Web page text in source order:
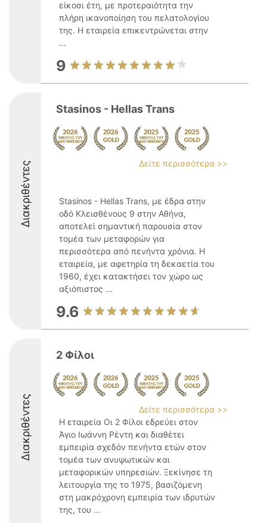
είκοσι έτη, με προτεραιότητα την
πλήρη ικανοποίηση του πελατολογίου
της. Η εταιρεία επικεντρώνεται στην
...
9
Διακριθέντες
Stasinos - Hellas Trans
Δείτε περισσότερα >>
Stasinos - Hellas Trans, με έδρα στην
οδό Κλεισθένους 9 στην Αθήνα,
αποτελεί σημαντική παρουσία στον
τομέα των μεταφορών για
περισσότερα από πενήντα χρόνια. Η
εταιρεία, με αφετηρία τη δεκαετία του
1960, έχει κατακτήσει τον χώρο ως
αξιόπιστος ...
9.6
Διακριθέντες
2 Φίλοι
Δείτε περισσότερα >>
Η εταιρεία Οι 2 Φίλοι εδρεύει στον
Άγιο Ιωάννη Ρέντη και διαθέτει
εμπειρία σχεδόν πενήντα ετών στον
τομέα των ανυψωτικών και
μεταφορικών υπηρεσιών. Ξεκίνησε τη
λειτουργία της το 1975, βασιζόμενη
στη μακρόχρονη εμπειρία των ιδρυτών
της, του ...